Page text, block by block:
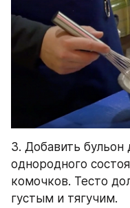
3. Добавить
однородного
комочков. Тесто
густым и тягучим.